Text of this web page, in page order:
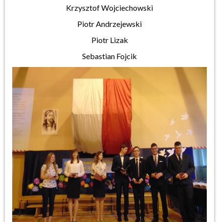
Krzysztof Wojciechowski
Piotr Andrzejewski
Piotr Lizak
Sebastian Fojcik